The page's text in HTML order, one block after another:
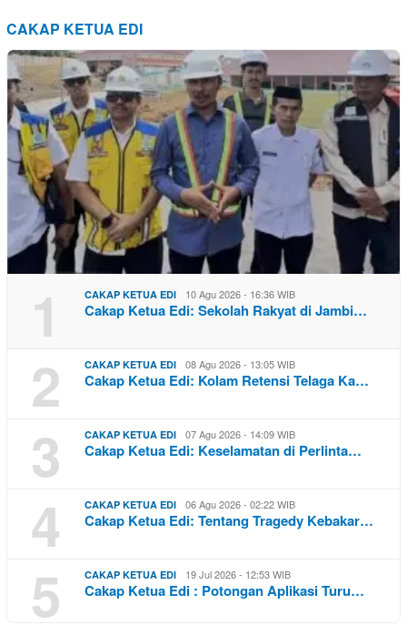
CAKAP KETUA EDI
1 CAKAP KETUA EDI 10 Agu 2026 - 16:36 WIB
Cakap Ketua Edi: Sekolah Rakyat di Jambi…
2 CAKAP KETUA EDI 08 Agu 2026 - 13:05 WIB
Cakap Ketua Edi: Kolam Retensi Telaga Ka…
3 CAKAP KETUA EDI 07 Agu 2026 - 14:09 WIB
Cakap Ketua Edi: Keselamatan di Perlinta…
4 CAKAP KETUA EDI 06 Agu 2026 - 02:22 WIB
Cakap Ketua Edi: Tentang Tragedy Kebakar…
5 CAKAP KETUA EDI 19 Jul 2026 - 12:53 WIB
Cakap Ketua Edi : Potongan Aplikasi Turu…